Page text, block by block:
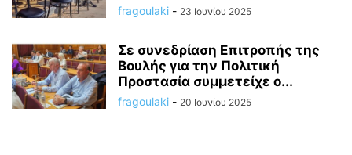
fragoulaki - 23 Ιουνίου 2025
Σε συνεδρίαση Επιτροπής της
Βουλής για την Πολιτική
Προστασία συμμετείχε ο...
fragoulaki - 20 Ιουνίου 2025